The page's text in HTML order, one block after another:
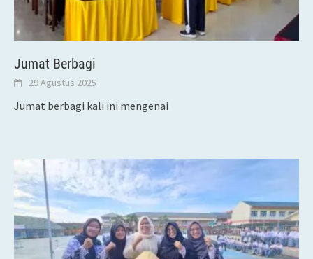
Jumat Berbagi
29 Agustus 2025
Jumat berbagi kali ini mengenai